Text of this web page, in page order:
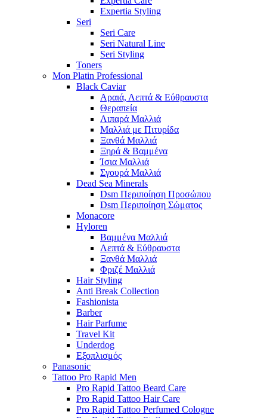
Expertia Styling
Seri
Seri Care
Seri Natural Line
Seri Styling
Toners
Mon Platin Professional
Black Caviar
Αραιά, Λεπτά & Εύθραυστα
Θεραπεία
Λιπαρά Μαλλιά
Μαλλιά με Πιτυρίδα
Ξανθά Μαλλιά
Ξηρά & Βαμμένα
Ίσια Μαλλιά
Σγουρά Μαλλιά
Dead Sea Minerals
Dsm Περιποίηση Προσώπου
Dsm Περιποίηση Σώματος
Monacore
Hyloren
Βαμμένα Μαλλιά
Λεπτά & Εύθραυστα
Ξανθά Μαλλιά
Φριζέ Μαλλιά
Hair Styling
Anti Break Collection
Fashionista
Barber
Hair Parfume
Travel Kit
Underdog
Εξοπλισμός
Panasonic
Tattoo Pro Rapid Men
Pro Rapid Tattoo Beard Care
Pro Rapid Tattoo Hair Care
Pro Rapid Tattoo Perfumed Cologne